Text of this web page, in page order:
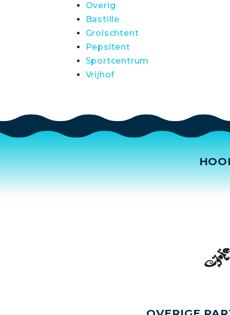
Overig
Bastille
Grolschtent
Pepsitent
Sportcentrum
Vrijhof